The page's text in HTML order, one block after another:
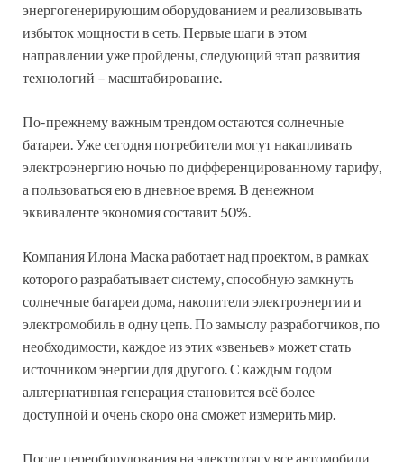
энергогенерирующим оборудованием и реализовывать
избыток мощности в сеть. Первые шаги в этом
направлении уже пройдены, следующий этап развития
технологий – масштабирование.
По-прежнему важным трендом остаются солнечные
батареи. Уже сегодня потребители могут накапливать
электроэнергию ночью по дифференцированному тарифу,
а пользоваться ею в дневное время. В денежном
эквиваленте экономия составит 50%.
Компания Илона Маска работает над проектом, в рамках
которого разрабатывает систему, способную замкнуть
солнечные батареи дома, накопители электроэнергии и
электромобиль в одну цепь. По замыслу разработчиков, по
необходимости, каждое из этих «звеньев» может стать
источником энергии для другого. С каждым годом
альтернативная генерация становится всё более
доступной и очень скоро она сможет измерить мир.
После переоборудования на электротягу все автомобили